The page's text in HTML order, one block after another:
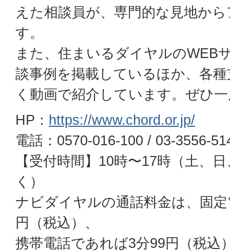
えた相談員が、専門的な見地か
す。
また、住まいるダイヤルのWEB
談事例を掲載しているほか、各
く動画で紹介しています。ぜひ
HP： https://www.chord.or.jp/
電話：0570-016-100 / 03-3556-
【受付時間】10時〜17時（土、
く）
ナビダイヤルの通話料金は、固
円（税込）、
携帯電話であれば3分99円（税込